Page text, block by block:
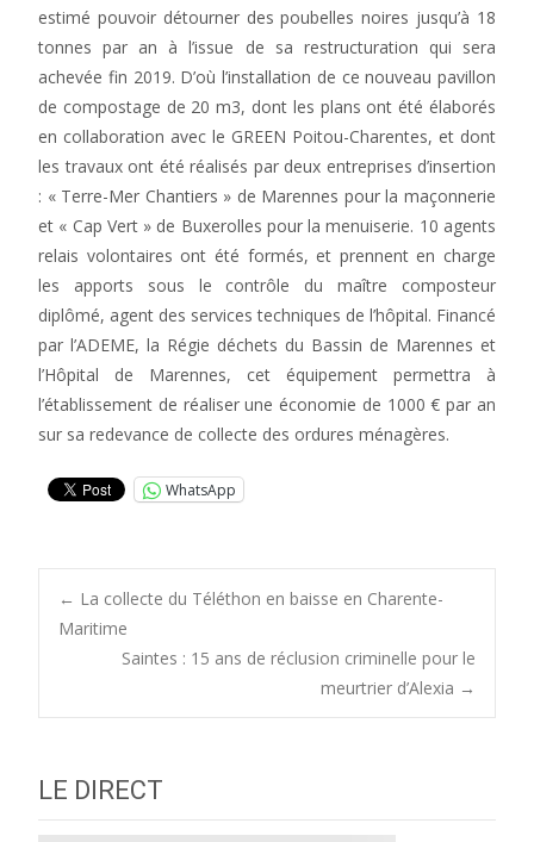
estimé pouvoir détourner des poubelles noires jusqu’à 18
tonnes par an à l’issue de sa restructuration qui sera
achevée fin 2019. D’où l’installation de ce nouveau pavillon
de compostage de 20 m3, dont les plans ont été élaborés
en collaboration avec le GREEN Poitou-Charentes, et dont
les travaux ont été réalisés par deux entreprises d’insertion
: « Terre-Mer Chantiers » de Marennes pour la maçonnerie
et « Cap Vert » de Buxerolles pour la menuiserie. 10 agents
relais volontaires ont été formés, et prennent en charge
les apports sous le contrôle du maître composteur
diplômé, agent des services techniques de l’hôpital. Financé
par l’ADEME, la Régie déchets du Bassin de Marennes et
l’Hôpital de Marennes, cet équipement permettra à
l’établissement de réaliser une économie de 1000 € par an
sur sa redevance de collecte des ordures ménagères.
WhatsApp
Post
← La collecte du Téléthon en baisse en Charente-
Maritime
Saintes : 15 ans de réclusion criminelle pour le
meurtrier d’Alexia →
LE DIRECT